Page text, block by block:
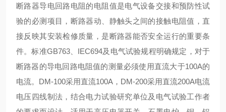
断路器导电回路电阻的电阻值是电气设备交接和预防性试
验的必测项目，断路器动、静触头之间的接触电阻值，直
接反映其安装检修质量，是断路器能否安全运行的重要条
件。标准GB763、 IEC694及电气试验规程明确规定，对于
断路器的导电回路电阻值的测量必须使用直流大于100A的
电流。 DM-100采用直流100A ， DM-200采用直流200A电流
电压四线制法，结合电力试验研究单位及电气试验工作者